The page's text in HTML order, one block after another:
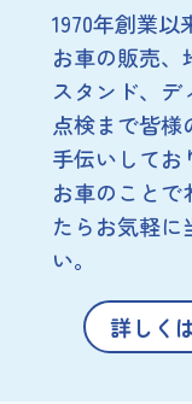
1970年創業
お車の販売、
スタンド、 デ
点検まで皆様
手伝いしてお
お車のことで
たらお気軽に
い。
詳しく